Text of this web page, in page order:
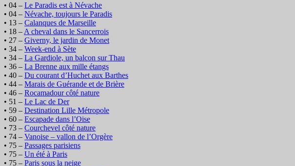
• 04 – Le Paradis est à Névache
• 04 – Névache, toujours le Paradis
• 13 – Calanques de Marseille
• 18 – A cheval dans le Sancerrois
• 27 – Giverny, le jardin de Monet
• 34 – Week-end à Sète
• 34 – La Gardiole, un balcon sur Thau
• 36 – La Brenne aux mille étangs
• 40 – Du courant d’Huchet aux Barthes
• 44 – Marais de Guérande et de Brière
• 46 – Rocamadour côté nature
• 51 – Le Lac de Der
• 59 – Destination Lille Métropole
• 60 – Escapade dans l’Oise
• 73 – Courchevel côté nature
• 74 – Vanoise – vallon de l’Orgère
• 75 – Passages parisiens
• 75 – Un été à Paris
• 75 – Paris sous la neige